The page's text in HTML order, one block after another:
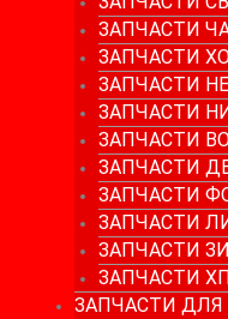
ЗАПЧАСТИ
ЗАПЧАСТИ
ЗАПЧАСТИ
ЗАПЧАСТИ
ЗАПЧАСТИ
ЗАПЧАСТИ
ЗАПЧАСТИ
ЗАПЧАСТИ
ЗАПЧАСТИ
ЗАПЧАСТИ
ЗАПЧАСТИ